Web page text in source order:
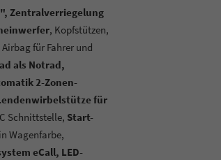
Zentralverriegelung
, Kopfstützen,
Airbag für Fahrer und
als Notrad,
2-Zonen-
für
Schnittstelle, Start-
Wagenfarbe,
eCall, LED-